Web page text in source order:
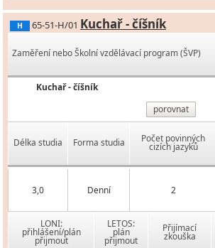
H 65-51-H/01 Kuchař - číšník
Zaměření nebo Školní vzdělávací program (ŠVP)
Kuchař - číšník
porovnat
Délka studia Forma studia Počet povinných
cizích jazyků
3,0 Denní 2
LONI:
přihlášení/plán
přijmout
LETOS:
plán
přijmout
Přijímací
zkouška